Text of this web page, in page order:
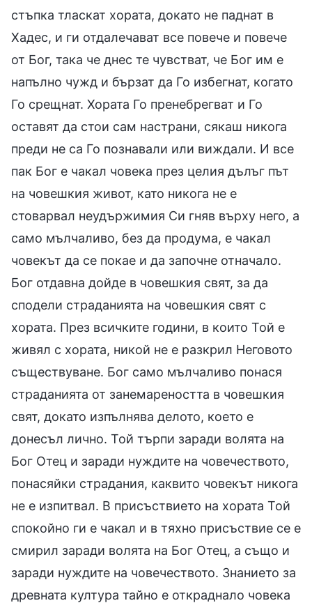
стъпка тласкат хората, докато не паднат в
Хадес, и ги отдалечават все повече и повече
от Бог, така че днес те чувстват, че Бог им е
напълно чужд и бързат да Го избегнат, когато
Го срещнат. Хората Го пренебрегват и Го
оставят да стои сам настрани, сякаш никога
преди не са Го познавали или виждали. И все
пак Бог е чакал човека през целия дълъг път
на човешкия живот, като никога не e
стоварвал неудържимия Си гняв върху него, а
само мълчаливо, без да продума, е чакал
човекът да се покае и да започне отначало.
Бог отдавна дойде в човешкия свят, за да
сподели страданията на човешкия свят с
хората. През всичките години, в които Той е
живял с хората, никой не е разкрил Неговото
съществуване. Бог само мълчаливо понася
страданията от занемареността в човешкия
свят, докато изпълнява делото, което е
донесъл лично. Той търпи заради волята на
Бог Отец и заради нуждите на човечеството,
понасяйки страдания, каквито човекът никога
не е изпитвал. В присъствието на хората Той
спокойно ги е чакал и в тяхно присъствие се е
смирил заради волята на Бог Отец, а също и
заради нуждите на човечеството. Знанието за
древната култура тайно е откраднало човека